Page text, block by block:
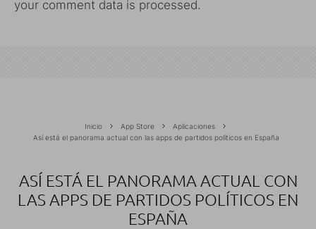
your comment data is processed.
Inicio App Store
Aplicaciones
Así está el panorama actual con las apps de partidos políticos en España
ASÍ ESTÁ EL PANORAMA ACTUAL CON
LAS APPS DE PARTIDOS POLÍTICOS EN
ESPAÑA